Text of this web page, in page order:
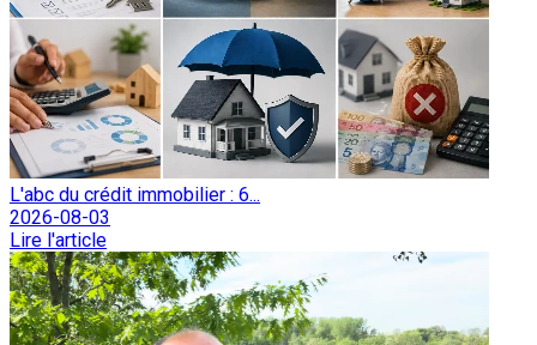
L'abc du crédit immobilier : 6...
2026-08-03
Lire l'article